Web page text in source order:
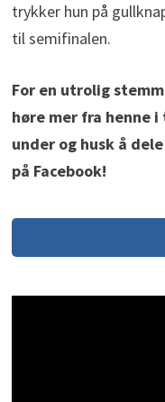
trykker hun på
til semifinalen.
For en utrolig
høre mer fra henne
under og husk å
på Facebook!